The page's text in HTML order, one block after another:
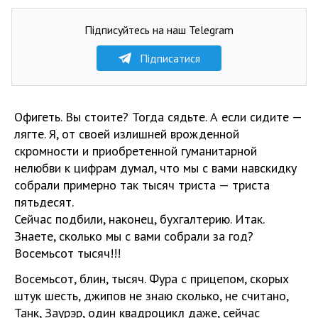
Підписуйтесь на наш Telegram
Підписатися
Офигеть. Вы стоите? Тогда сядьте. А если сидите —
лягте. Я, от своей излишней врожденной
скромности и приобретенной гуманитарной
нелюбви к цифрам думал, что мы с вами навскидку
собрали примерно так тысяч триста — триста
пятьдесят.
Сейчас подбили, наконец, бухгалтерию. Итак.
Знаете, сколько мы с вами собрали за год?
Восемьсот тысяч!!!
Восемьсот, блин, тысяч. Фура с прицепом, скорых
штук шесть, джипов не знаю сколько, не считано,
Танк, Заурэр, один квадроцикл даже, сейчас